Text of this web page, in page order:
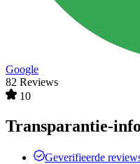
Google
82 Reviews
10
Transparantie-
Geverifieerde